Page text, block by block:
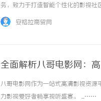
务，致力于打造智能个性化的影视
安格拉商贸网
全面解析八哥电影网：
八哥电影网作为一站式高清影视资源
力影视爱好者畅享视听盛宴。 ...……
商标购买：即买即用